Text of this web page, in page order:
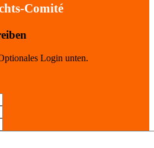
Comité
Login unten.